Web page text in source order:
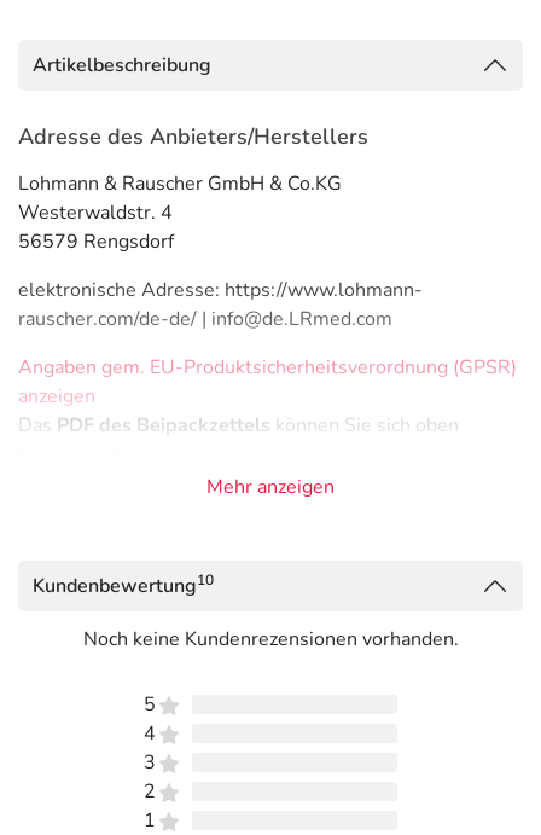
Artikelbeschreibung
Adresse des Anbieters/Herstellers
Lohmann & Rauscher GmbH & Co.KG
Westerwaldstr. 4
56579 Rengsdorf
elektronische Adresse: https://www.lohmann-
rauscher.com/de-de/ | info@de.LRmed.com
Angaben gem. EU-Produktsicherheitsverordnung (GPSR)
anzeigen
Das PDF des Beipackzettels können Sie sich oben
Mehr anzeigen
Kundenbewertung10
Noch keine Kundenrezensionen vorhanden.
5
4
3
2
1